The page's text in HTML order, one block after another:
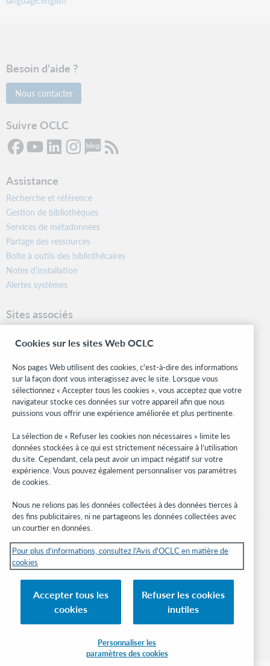
Besoin d'aide ?
Nous contacter
Suivre OCLC
Assistance
Recherche et référence
Gestion de bibliothèques
Services de métadonnées
Partage des ressources
Boîte à outils des bibliothécaires
Notes d’installation
Alertes systèmes
Sites associés
Formats bibliographiques
Research
WebJunction
Réseau des développeurs
Soyez informé
Recevez les dernières nouvelles sur les produits et services, des
études, des événements, et plus.
© 2026 OCLC
Inc. et de ses affiliés.
Avis sur les cookies Gérer mes cookies
Déclaration de confidentialité
Cookies sur les sites Web OCLC
Nos pages Web utilisent des cookies, c'est-à-dire des informations
sur la façon dont vous interagissez avec le site. Lorsque vous
sélectionnez « Accepter tous les cookies », vous acceptez que votre
navigateur stocke ces données sur votre appareil afin que nous
puissions vous offrir une expérience améliorée et plus pertinente.
La sélection de « Refuser les cookies non nécessaires » limite les
données stockées à ce qui est strictement nécessaire à l’utilisation
du site. Cependant, cela peut avoir un impact négatif sur votre
expérience. Vous pouvez également personnaliser vos paramètres
de cookies.
Nous ne relions pas les données collectées à des données tierces à
des fins publicitaires, ni ne partageons les données collectées avec
un courtier en données.
Pour plus d’informations, consultez l'Avis d'OCLC en matière de
cookies
Accepter tous les
cookies
Refuser les cookies
inutiles
Personnaliser les
paramètres des cookies